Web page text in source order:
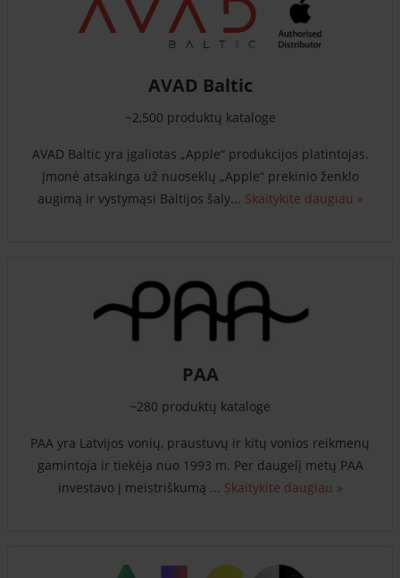
AVAD Baltic
~2,500 produktų kataloge
AVAD Baltic yra įgaliotas „Apple“ produkcijos platintojas.
Įmonė atsakinga už nuoseklų „Apple“ prekinio ženklo
augimą ir vystymąsi Baltijos šaly... Skaitykite daugiau »
PAA
~280 produktų kataloge
PAA yra Latvijos vonių, praustuvų ir kitų vonios reikmenų
gamintoja ir tiekėja nuo 1993 m. Per daugelį metų PAA
investavo į meistriškumą ... Skaitykite daugiau »